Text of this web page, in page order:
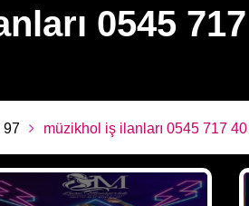
0545
97 müzikhol iş ilanları 0545 717